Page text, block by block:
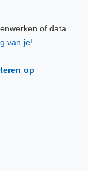
of data
van je!
op